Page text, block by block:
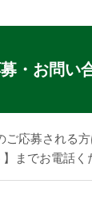
・お問い
ご応募される方
】までお電話く